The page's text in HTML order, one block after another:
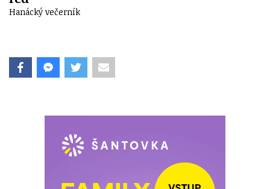
Hanácký večerník